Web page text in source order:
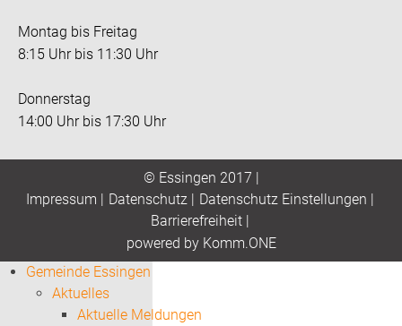
Montag bis Freitag
8:15 Uhr bis 11:30 Uhr
Donnerstag
14:00 Uhr bis 17:30 Uhr
© Essingen 2017 |
Impressum | Datenschutz| Datenschutz Einstellungen |
Barrierefreiheit|
powered by Komm.ONE
Gemeinde Essingen
Aktuelles
Aktuelle Meldungen